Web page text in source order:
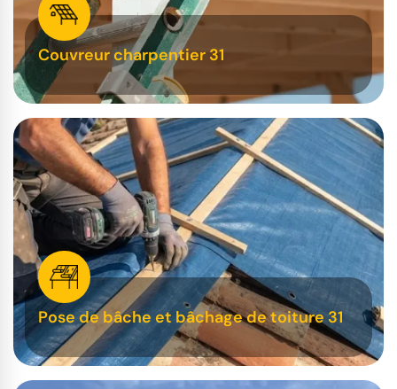
Couvreur charpentier 31
Pose de bâche et bâchage de toiture 31